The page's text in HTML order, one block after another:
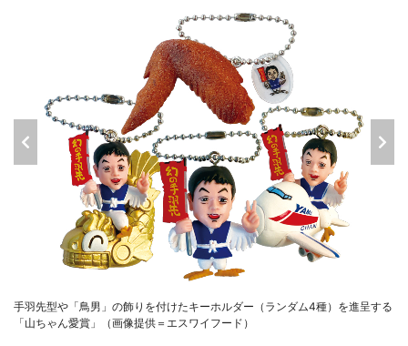
手羽先型や「鳥男」の飾りを付けたキーホルダー（ランダム4種）を進呈する
「山ちゃん愛賞」（画像提供＝エスワイフード）